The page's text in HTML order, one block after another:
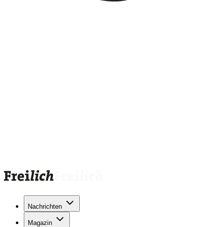
Nachrichten
Magazin